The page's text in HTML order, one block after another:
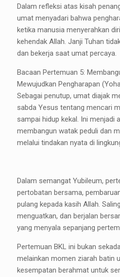
Dalam refleksi atas kisah
umat menyadari bahwa
ketika manusia menyerahkan
kehendak Allah. Janji Tuhan
dan bekerja saat umat percaya.
Bacaan Pertemuan 5:
Mewujudkan Pengharapan
Sebagai penutup, umat diajak
sabda Yesus tentang mencari
sampai hidup kekal. Ini menjadi
membangun watak peduli dan
melalui tindakan nyata di
Dalam semangat Yubileum,
pertobatan bersama,
pulang kepada kasih Allah.
menguatkan, dan berjalan
yang menyala sepanjang
Pertemuan BKL ini bukan
melainkan momen ziarah batin
kesempatan berahmat untuk